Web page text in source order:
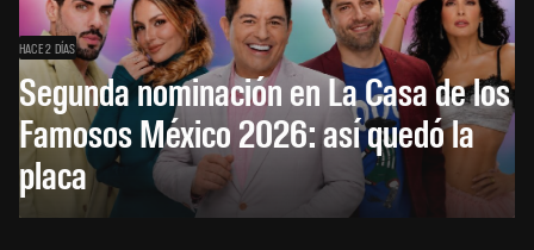
HACE 2 DÍAS
Segunda nominación en La Casa de los
Famosos México 2026: así quedó la
placa